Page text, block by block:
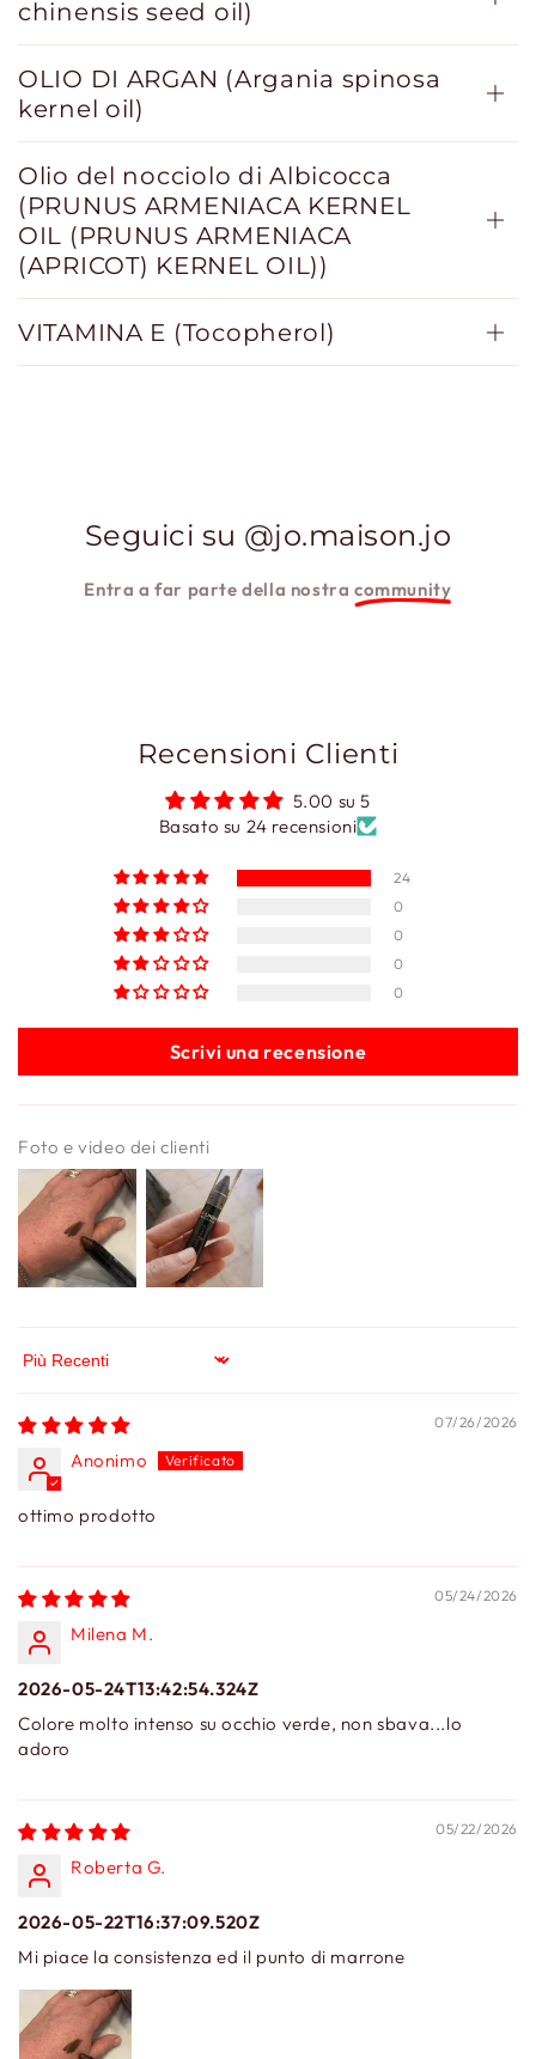
chinensis seed oil)
OLIO DI ARGAN (Argania spinosa
kernel oil)
Olio del nocciolo di Albicocca
(PRUNUS ARMENIACA KERNEL
OIL (PRUNUS ARMENIACA
(APRICOT) KERNEL OIL))
VITAMINA E (Tocopherol)
Seguici su @jo.maison.jo
Entra a far parte della nostracommunity
Recensioni Clienti
5.00 su 5
Basato su 24 recensioni
24
0
0
0
0
Scrivi una recensione
Foto e video dei clienti
Sort by
07/26/2026
Anonimo
ottimo prodotto
05/24/2026
Milena M.
2026-05-24T13:42:54.324Z
Colore molto intenso su occhio verde, non sbava...lo
adoro
05/22/2026
Roberta G.
2026-05-22T16:37:09.520Z
Mi piace la consistenza ed il punto di marrone